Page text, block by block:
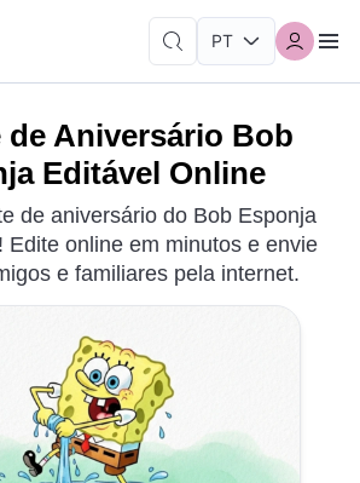
de Aniversário Bob
Editável Online
de aniversário do Bob Esponja
Edite online em minutos e envie
e familiares pela internet.